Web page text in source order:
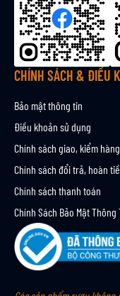
CHÍNH SÁCH & ĐIỀU
Bảo mật thông tin
Điều khoản sử dụng
Chính sách giao, kiểm hàng
Chính sách đổi trả, hoàn
Chính sách thanh toán
Chính Sách Bảo Mật